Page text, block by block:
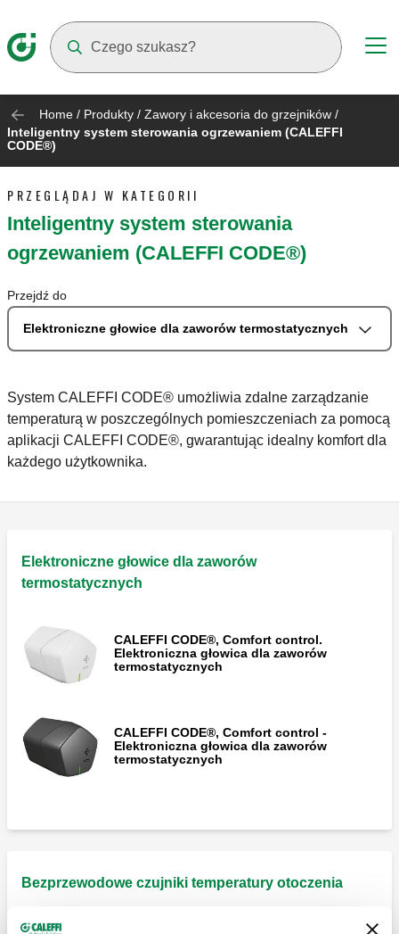
Home / Produkty / Zawory i akcesoria do grzejników /
Inteligentny system sterowania ogrzewaniem (CALEFFI
CODE®)
PRZEGLĄDAJ W KATEGORII
Inteligentny system sterowania
ogrzewaniem (CALEFFI CODE®)
Przejdź do
Elektroniczne głowice dla zaworów termostatycznych
System CALEFFI CODE® umożliwia zdalne zarządzanie
temperaturą w poszczególnych pomieszczeniach za pomocą
aplikacji CALEFFI CODE®, gwarantując idealny komfort dla
każdego użytkownika.
Elektroniczne głowice dla zaworów
termostatycznych
CALEFFI CODE®, Comfort control.
Elektroniczna głowica dla zaworów
termostatycznych
CALEFFI CODE®, Comfort control -
Elektroniczna głowica dla zaworów
termostatycznych
Bezprzewodowe czujniki temperatury otoczenia